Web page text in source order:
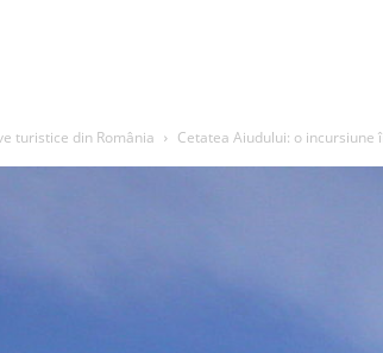
turistice din România Cetatea Aiudului: o